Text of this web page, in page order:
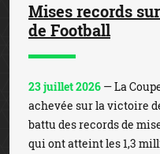
Mises records
de Football
23 juillet 2026 — La
achevée sur la victoire
battu des records de
qui ont atteint les 1,3